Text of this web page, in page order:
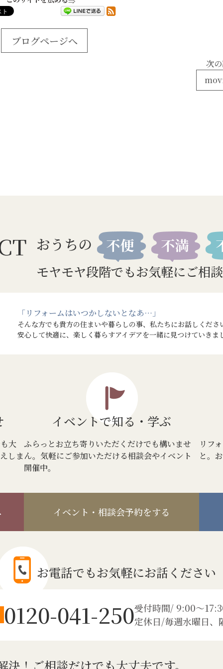
ブログページへ
次
おうちの
モヤモヤ段階でもお気軽にご相
「リフォームはいつかしないとなあ…」
そんな方でも貴方の住まいや暮らしの事、私たちにお話しくださ
安心して快適に、楽しく暮らすアイデアを一緒に見つけていきま
大
しま
イベントで知る・学ぶ
ふらっとお立ち寄りいただくだけでも構いませ
ん。気軽にご参加いただける相談会やイベント
開催中。
イベント・相談会予約をする
リフ
と。
お電話でもお気軽にお話ください
0120-041-250受付時間/ 9:00～
定休日/毎週水曜日、
決！ ご相談だけでも大丈夫です。